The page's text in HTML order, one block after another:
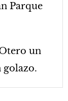
Parque
un